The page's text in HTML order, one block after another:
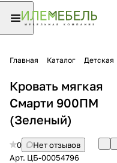
Главная Каталог Детская
Кровать мягкая
Смарти 900ПМ
(Зеленый)
0
Нет отзывов
Арт. ЦБ-00054796